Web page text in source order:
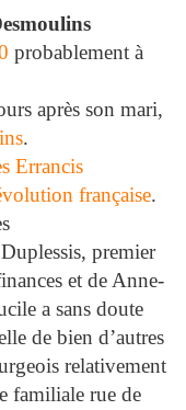
probablement à
après son mari,
.
Errancis
française.
premier
et de Anne-
a sans doute
de bien d’autres
relativement
familiale rue de